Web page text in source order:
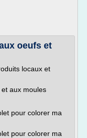
oeufs et
locaux et
aux moules
pour colorer ma
pour colorer ma